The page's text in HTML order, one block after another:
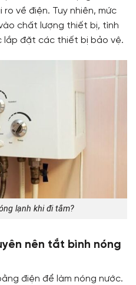
về điện. Tuy nhiên, mức
chất lượng thiết bị, tình
lắp đặt các thiết bị bảo vệ.
lạnh khi đi tắm?
nên tắt bình nóng
điện để làm nóng nước.